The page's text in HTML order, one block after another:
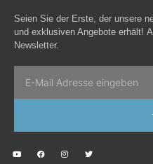
Seien Sie der Erste, der unsere
und exklusiven Angebote erhält!
Newsletter.
Y
o
F
a
I
n
T
w